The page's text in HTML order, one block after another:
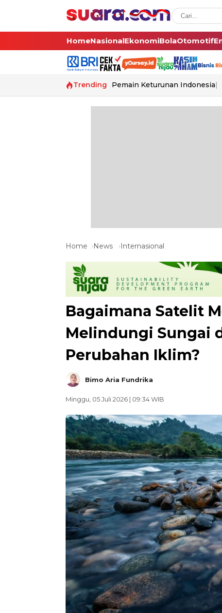
HomeNasionalEkonomiBolaOtomotif
Trending Pemain Keturunan Indonesia
Home News Internasional
Bagaimana Satelit
Melindungi Sungai
Perubahan Iklim?
Bimo Aria Fundrika
Minggu, 05 Juli 2026 | 09:34 WIB